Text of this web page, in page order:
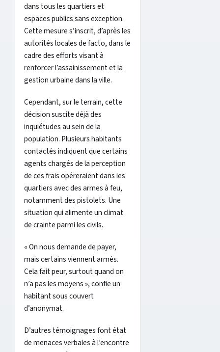
dans tous les quartiers et
espaces publics sans exception.
Cette mesure s’inscrit, d’après les
autorités locales de facto, dans le
cadre des efforts visant à
renforcer l’assainissement et la
gestion urbaine dans la ville.
Cependant, sur le terrain, cette
décision suscite déjà des
inquiétudes au sein de la
population. Plusieurs habitants
contactés indiquent que certains
agents chargés de la perception
de ces frais opéreraient dans les
quartiers avec des armes à feu,
notamment des pistolets. Une
situation qui alimente un climat
de crainte parmi les civils.
« On nous demande de payer,
mais certains viennent armés.
Cela fait peur, surtout quand on
n’a pas les moyens », confie un
habitant sous couvert
d’anonymat.
D’autres témoignages font état
de menaces verbales à l’encontre